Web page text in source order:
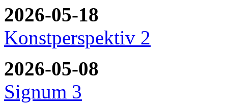
2026-05-18
Konstperspektiv 2
2026-05-08
Signum 3